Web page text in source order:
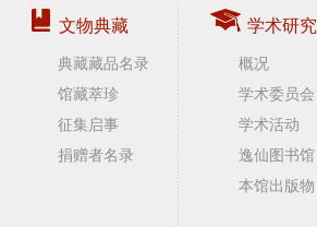
文物典藏
典藏藏品名录
馆藏萃珍
征集启事
捐赠者名录
学术研究
概况
学术委员会
学术活动
逸仙图书馆
本馆出版物